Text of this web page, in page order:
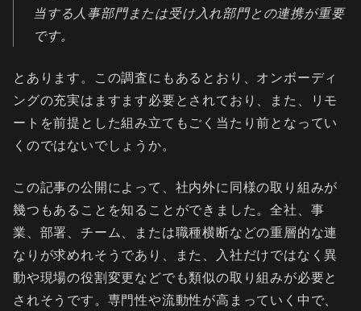
当する人事部門または受け入れ部門との連携が重要
です。
とあります。この調査にもあるとおり、オンボーディ
ングの充実はますます必要とされており、また、リモ
ートを前提とした組み立てもごく当たり前となってい
くのではないでしょうか。
この記事の公開によって、社内外に同様の取り組みが
幾つもあることを知ることができました。全社、事
業、部署、チーム、または職種横断などの重層的な連
なりが求めれそうであり、また、入社だけではなく異
動や現場の役割変更などでも類似の取り組みが必要と
されそうです。専門性や流動性が高まっていく中で、